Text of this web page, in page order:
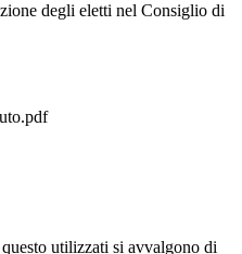
degli eletti nel Consiglio di
utilizzati si avvalgono di